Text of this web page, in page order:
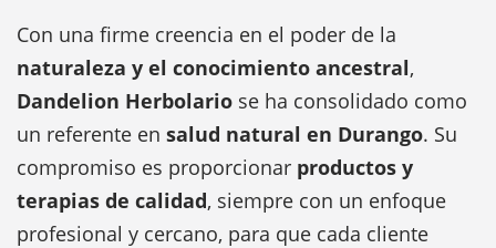
Con una firme creencia en el poder de la
naturaleza y el conocimiento ancestral,
Dandelion Herbolario se ha consolidado como
un referente en salud natural en Durango. Su
compromiso es proporcionar productos y
terapias de calidad, siempre con un enfoque
profesional y cercano, para que cada cliente